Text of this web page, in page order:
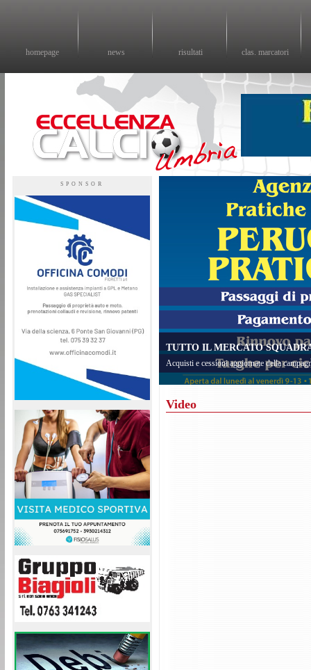
homepage news risultati clas. marcatori
SPONSOR
TUTTO IL MERCATO
Acquisti e cessioni aggiornate della
Video